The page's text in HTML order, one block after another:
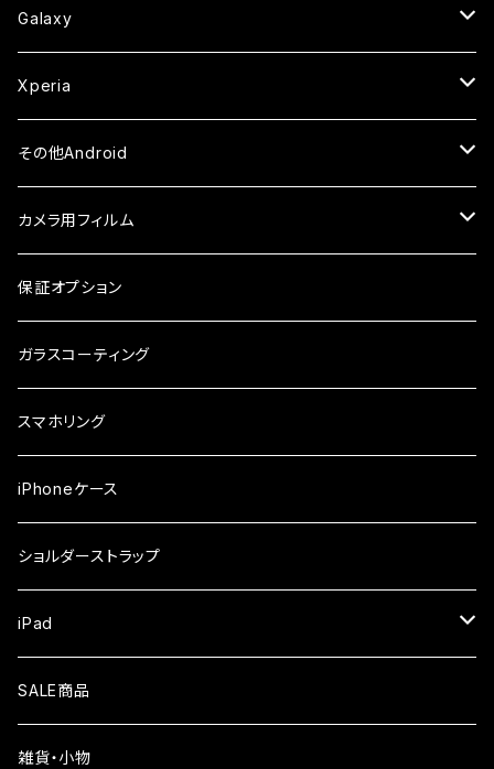
セラミックフィルム
ガラスフィルム
セラミックフィルム
ケース
セラミックフィルム
ガラスフィルム
セラミックフィルム
iPhone6s
ガラスフィルム
ケース・カバー
iPhone6
ガラスフィルム
ケース・カバー
ガラスフィルム
ケース
iPhone6sPlus
ガラスフィルム
ケース
iPhone7Plus
ガラスフィルム
ケース
iPhone8Plus
ガラスフィルム
ケース
ガラスフィルム
セラミックフィルム
ケース
Galaxy
ガラスフィルム
セラミックフィルム
ケース
Xperia
ガラスフィルム
その他Android
AQUOS
ガラスフィルム
arrows
ガラスフィルム
シンプルスマホ
ガラスフィルム
らくらくスマホ
ガラスフィルム
OPPO
ガラスフィルム
Xiaomi
ガラスフィルム
カメラ用フィルム
iPhone
iPhone17e
iPhone17ProMax
iPhone16
Android
保証オプション
ガラスコーティング
スマホリング
iPhoneケース
ショルダーストラップ
iPad
液晶フィルム
SALE商品
雑貨・小物